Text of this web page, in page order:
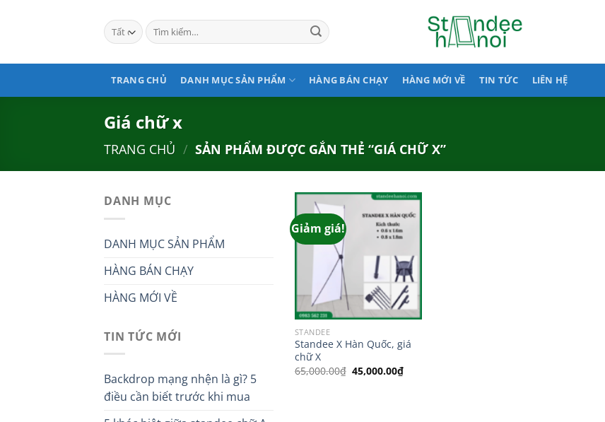
dung
Tìm
kiếm:
TRANG CHỦ DANH MỤC SẢN PHẨM HÀNG BÁN CHẠY HÀNG MỚI VỀ TIN TỨC LIÊN HỆ
Giá chữ x
TRANG CHỦ / SẢN PHẨM ĐƯỢC GẮN THẺ “GIÁ CHỮ X”
DANH MỤC
DANH MỤC SẢN PHẨM
HÀNG BÁN CHẠY
HÀNG MỚI VỀ
TIN TỨC MỚI
Backdrop mạng nhện là gì? 5
điều cần biết trước khi mua
Giảm giá!
Add to
wishlist
STANDEE
Standee X Hàn Quốc, giá
chữ X
65,000.00₫ Giá
gốc
45,000.00₫Giá